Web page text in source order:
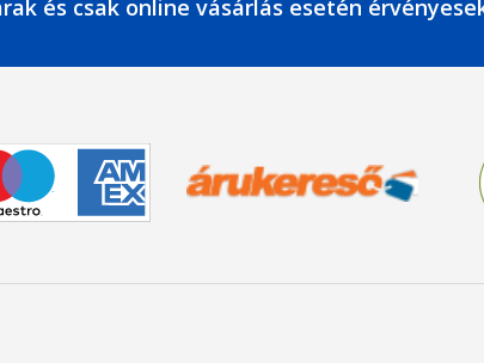
és csak online vásárlás esetén